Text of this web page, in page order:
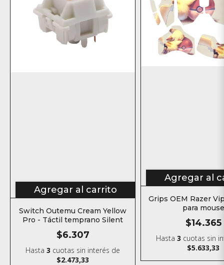
Agregar al carrito
Switch Outemu Cream Yellow
Pro - Táctil temprano Silent
$6.307
Hasta3 cuotas sin interés de
$2.473,33
Agregar al
Grips OEM Razer
para mouse
$14.365
Hasta3 cuotas sin
$5.633,33